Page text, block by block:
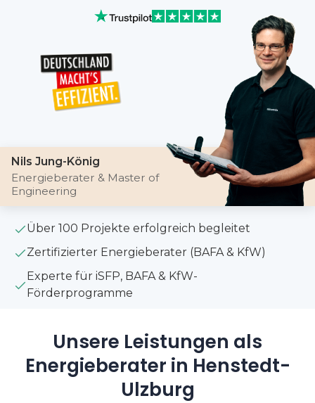
Nils Jung-König
Energieberater & Master of
Engineering
Über 100 Projekte erfolgreich begleitet
Zertifizierter Energieberater (BAFA & KfW)
Experte für iSFP, BAFA & KfW-
Förderprogramme
Unsere Leistungen als
Energieberater in Henstedt-
Ulzburg